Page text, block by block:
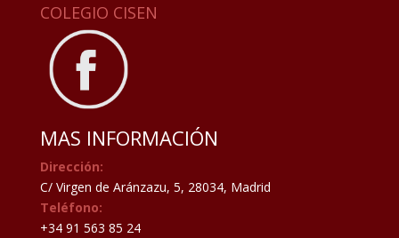
COLEGIO CISEN
MAS INFORMACIÓN
Dirección:
C/ Virgen de Aránzazu, 5, 28034, Madrid
Teléfono:
+34 91 563 85 24